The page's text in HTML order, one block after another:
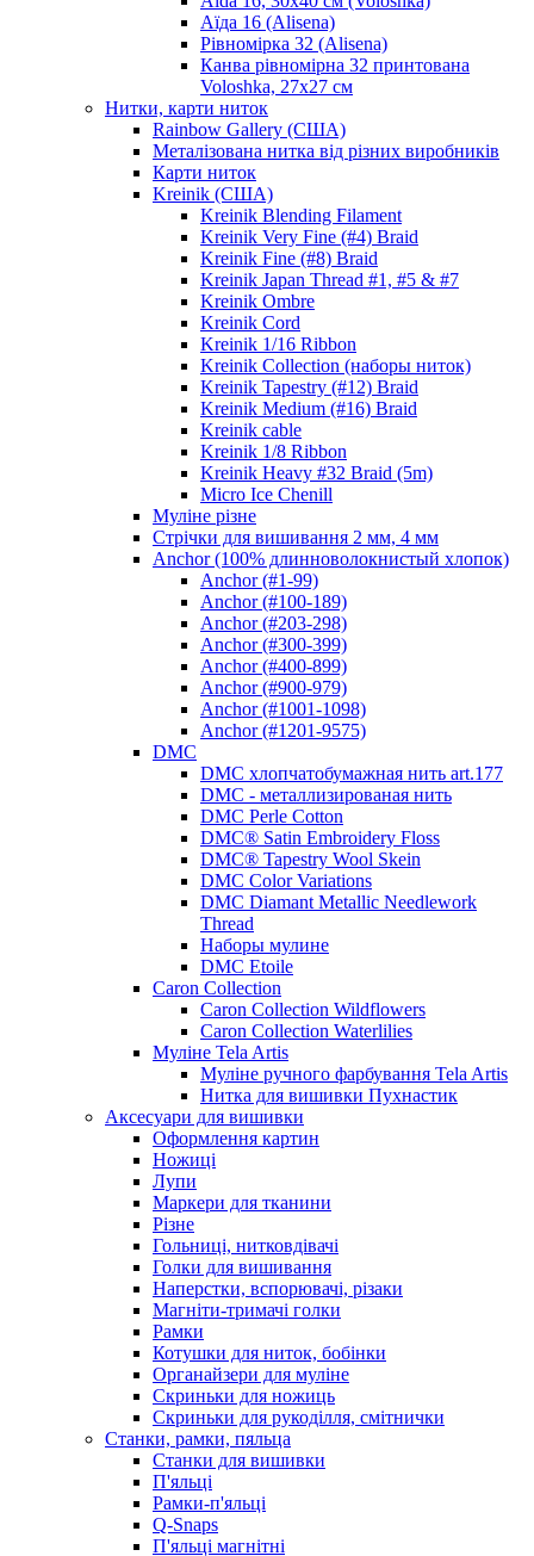
Аїда 16 (Alisena)
Рівномірка 32 (Alisena)
Канва рівномірна 32 принтована
Voloshka, 27х27 см
Нитки, карти ниток
Rainbow Gallery (США)
Металізована нитка від різних виробників
Карти ниток
Kreinik (США)
Kreinik Blending Filament
Kreinik Very Fine (#4) Braid
Kreinik Fine (#8) Braid
Kreinik Japan Thread #1, #5 & #7
Kreinik Ombre
Kreinik Cord
Kreinik 1/16 Ribbon
Kreinik Collection (наборы ниток)
Kreinik Tapestry (#12) Braid
Kreinik Medium (#16) Braid
Kreinik cable
Kreinik 1/8 Ribbon
Kreinik Heavy #32 Braid (5m)
Micro Ice Chenill
Муліне різне
Стрічки для вишивання 2 мм, 4 мм
Anchor (100% длинноволокнистый хлопок)
Anchor (#1-99)
Anchor (#100-189)
Anchor (#203-298)
Anchor (#300-399)
Anchor (#400-899)
Anchor (#900-979)
Anchor (#1001-1098)
Anchor (#1201-9575)
DMC
DMC хлопчатобумажная нить art.177
DMC - металлизированая нить
DMC Perle Cotton
DMC® Satin Embroidery Floss
DMC® Tapestry Wool Skein
DMC Color Variations
DMC Diamant Metallic Needlework
Thread
Наборы мулине
DMC Etoile
Caron Collection
Caron Collection Wildflowers
Caron Collection Waterlilies
Муліне Tela Artis
Муліне ручного фарбування Tela Artis
Нитка для вишивки Пухнастик
Аксесуари для вишивки
Оформлення картин
Ножиці
Лупи
Маркери для тканини
Різне
Гольниці, нитковдівачі
Голки для вишивання
Наперстки, вспорювачі, різаки
Магніти-тримачі голки
Рамки
Котушки для ниток, бобінки
Органайзери для муліне
Скриньки для ножиць
Скриньки для рукоділля, смітнички
Станки, рамки, пяльца
Станки для вишивки
П'яльці
Рамки-п'яльці
Q-Snaps
П'яльці магнітні